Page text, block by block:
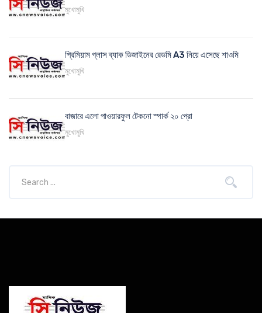
মুখোমুখি
প্রিমিয়াম গ্লাস ব্যাক ডিজাইনের রেডমি A3 নিয়ে এসেছে শাওমি
মুখোমুখি
বাজারে এলো পাওয়ারফুল টেকনো স্পার্ক ২০ প্রো
মুখোমুখি